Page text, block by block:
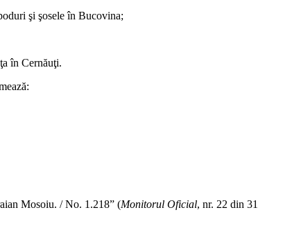
şi şosele în Bucovina;
în Cernăuţi.
Mosoiu. / No. 1.218” (Monitorul Oficial, nr. 22 din 31